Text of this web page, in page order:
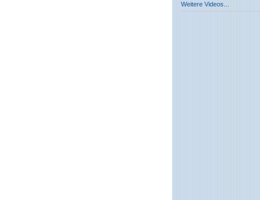
Weitere Videos...